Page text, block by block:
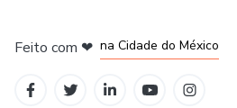
Feito com ❤ na Cidade do México